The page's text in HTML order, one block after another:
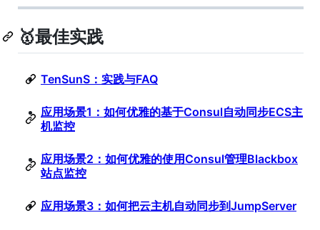
🥇最佳实践
TenSunS：实践与FAQ
应用场景1：如何优雅的基于Consul自动同步ECS主
机监控
应用场景2：如何优雅的使用Consul管理Blackbox
站点监控
应用场景3：如何把云主机自动同步到JumpServer